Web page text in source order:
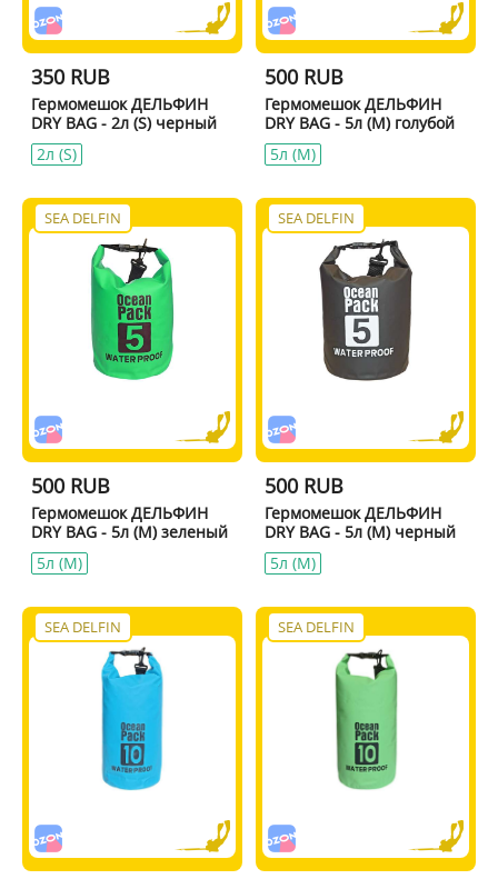
350 RUB
Гермомешок ДЕЛЬФИН
DRY BAG - 2л (S) черный
2л (S)
500 RUB
Гермомешок ДЕЛЬФИН
DRY BAG - 5л (M) голубой
5л (M)
SEA DELFIN
500 RUB
Гермомешок ДЕЛЬФИН
DRY BAG - 5л (M) зеленый
5л (M)
SEA DELFIN
500 RUB
Гермомешок ДЕЛЬФИН
DRY BAG - 5л (M) черный
5л (M)
SEA DELFIN SEA DELFIN